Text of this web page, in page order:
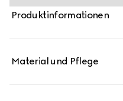
bereichert. Diese
Metallrahmen verfügt
Produktinformationen
Material und Pflege